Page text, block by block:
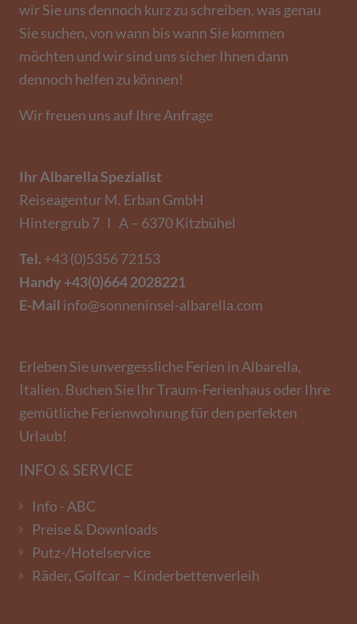
wir Sie uns dennoch kurz zu schreiben, was genau
Sie suchen, von wann bis wann Sie kommen
möchten und wir sind uns sicher Ihnen dann
dennoch helfen zu können!
Wir freuen uns auf Ihre Anfrage
Ihr Albarella Spezialist
Reiseagentur M. Erban GmbH
Hintergrub 7 I A – 6370 Kitzbühel
Tel. +43 (0)5356 72153
Handy +43(0)664 2028221
E-Mail info@sonneninsel-albarella.com
Erleben Sie unvergessliche Ferien in Albarella,
Italien. Buchen Sie Ihr Traum-Ferienhaus oder Ihre
gemütliche Ferienwohnung für den perfekten
Urlaub!
INFO & SERVICE
Info - ABC
Preise & Downloads
Putz-/Hotelservice
Räder, Golfcar – Kinderbettenverleih